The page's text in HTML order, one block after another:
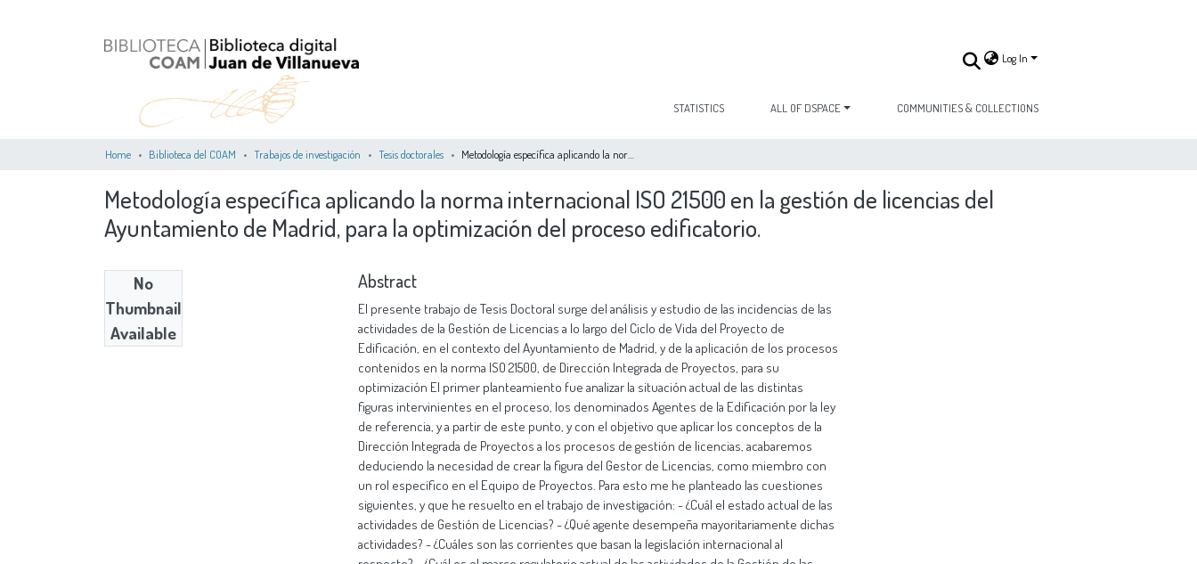
Log In
COMMUNITIES & COLLECTIONS
ALL OF DSPACE
STATISTICS
Home Biblioteca del COAM Trabajos de investigación Tesis doctorales
Metodología específica aplicando la norma internacional ISO 21500 en la gestión de licencias del
Ayuntamiento de Madrid, para la optimización del proceso edificatorio.
No
Thumbnail
Available
Abstract
El presente trabajo de Tesis Doctoral surge del análisis y estudio de las incidencias de las
actividades de la Gestión de Licencias a lo largo del Ciclo de Vida del Proyecto de
Edificación, en el contexto del Ayuntamiento de Madrid, y de la aplicación de los procesos
contenidos en la norma ISO 21500, de Dirección Integrada de Proyectos, para su
optimización El primer planteamiento fue analizar la situación actual de las distintas
figuras intervinientes en el proceso, los denominados Agentes de la Edificación por la ley
de referencia, y a partir de este punto, y con el objetivo que aplicar los conceptos de la
Dirección Integrada de Proyectos a los procesos de gestión de licencias, acabaremos
deduciendo la necesidad de crear la figura del Gestor de Licencias, como miembro con
un rol específico en el Equipo de Proyectos. Para esto me he planteado las cuestiones
siguientes, y que he resuelto en el trabajo de investigación: - ¿Cuál el estado actual de las
actividades de Gestión de Licencias? - ¿Qué agente desempeña mayoritariamente dichas
actividades? - ¿Cuáles son las corrientes que basan la legislación internacional al